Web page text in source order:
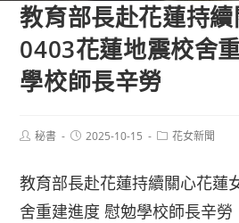
教育部長赴花蓮持
0403花蓮地震校舍
學校師長辛勞
Post秘書
Post2025-10-15
Post花女新聞
教育部長赴花蓮持續關心花蓮
舍重建進度 慰勉學校師長辛勞